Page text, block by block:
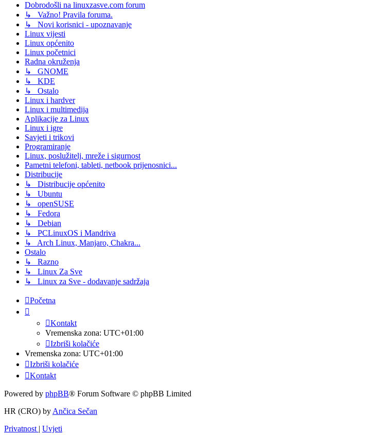
Dobrodošli na linuxzasve.com forum
↳ Važno! Pravila foruma.
↳ Novi korisnici - upoznavanje
Linux vijesti
Linux općenito
Linux početnici
Radna okruženja
↳ GNOME
↳ KDE
↳ Ostalo
Linux i hardver
Linux i multimedija
Aplikacije za Linux
Linux i igre
Savjeti i trikovi
Programiranje
Linux, poslužitelj, mreže i sigurnost
Pametni telefoni, tableti, netbook prijenosnici...
Distribucije
↳ Distribucije općenito
↳ Ubuntu
↳ openSUSE
↳ Fedora
↳ Debian
↳ PCLinuxOS i Mandriva
↳ Arch Linux, Manjaro, Chakra...
Ostalo
↳ Razno
↳ Linux Za Sve
↳ Linux za Sve - dodavanje sadržaja
Početna
Kontakt
Vremenska zona: UTC+01:00
Izbriši kolačiće
Vremenska zona: UTC+01:00
Izbriši kolačiće
Kontakt
Powered by phpBB® Forum Software © phpBB Limited
HR (CRO) by Ančica Sečan
Privatnost | Uvjeti